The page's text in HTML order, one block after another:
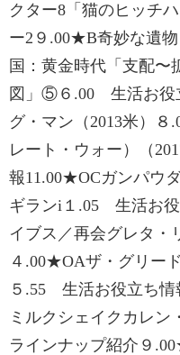
クター8「猫のヒッチ
ー2９.00★B奇妙な遺
国：黄金時代「支配
図」⑤６.00 生活お役
グ・マン（2013米）
レート・ウォー）（
報11.00★OCガンパウ
ギランi１.05 生活お
イブス／再会グレタ
４.00★OAザ・グリー
５.55 生活お役立ち情
ミルクシェイクカレ
ラインナップ紹介９